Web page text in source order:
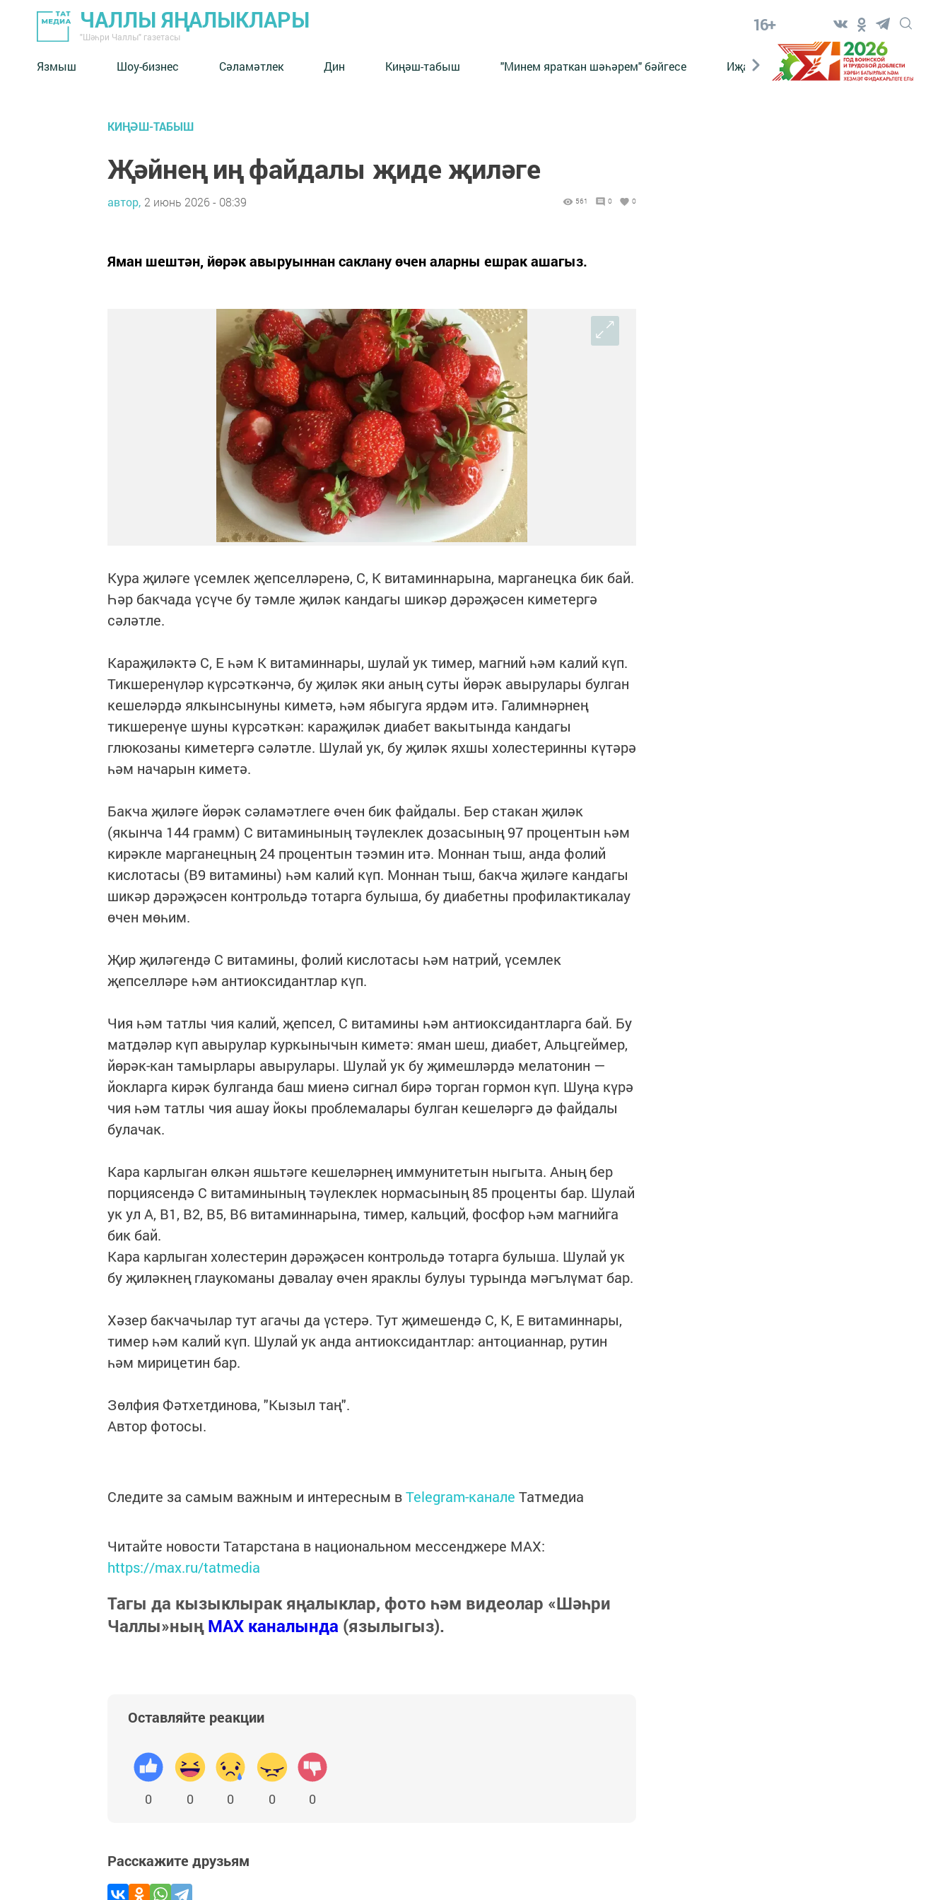
ЧАЛЛЫ ЯҢАЛЫКЛАРЫ
"Шәһри Чаллы" газетасы
16+
Язмыш Шоу-бизнес Сәламәтлек Дин Киңәш-табыш "Минем яраткан шәһәрем" бәйгесе Иҗат Реклама Онлайн
КИҢӘШ-ТАБЫШ
Җәйнең иң файдалы җиде җиләге
автор, 2 июнь 2026 - 08:39 561 0 0
Яман шештән, йөрәк авыруыннан саклану өчен аларны ешрак ашагыз.
Кура җиләге үсемлек җепселләренә, С, К витаминнарына, марганецка бик бай.
Һәр бакчада үсүче бу тәмле җиләк кандагы шикәр дәрәҗәсен киметергә
сәләтле.
Караҗиләктә C, E һәм К витаминнары, шулай ук тимер, магний һәм калий күп.
Тикшеренүләр күрсәткәнчә, бу җиләк яки аның суты йөрәк авырулары булган
кешеләрдә ялкынсынуны киметә, һәм ябыгуга ярдәм итә. Галимнәрнең
тикшеренүе шуны күрсәткән: караҗиләк диабет вакытында кандагы
глюкозаны киметергә сәләтле. Шулай ук, бу җиләк яхшы холестеринны күтәрә
һәм начарын киметә.
Бакча җиләге йөрәк сәламәтлеге өчен бик файдалы. Бер стакан җиләк
(якынча 144 грамм) С витаминының тәүлеклек дозасының 97 процентын һәм
кирәкле марганецның 24 процентын тәэмин итә. Моннан тыш, анда фолий
кислотасы (В9 витамины) һәм калий күп. Моннан тыш, бакча җиләге кандагы
шикәр дәрәҗәсен контрольдә тотарга булыша, бу диабетны профилактикалау
өчен мөһим.
Җир җиләгендә С витамины, фолий кислотасы һәм натрий, үсемлек
җепселләре һәм антиоксидантлар күп.
Чия һәм татлы чия калий, җепсел, С витамины һәм антиоксидантларга бай. Бу
матдәләр күп авырулар куркынычын киметә: яман шеш, диабет, Альцгеймер,
йөрәк-кан тамырлары авырулары. Шулай ук бу җимешләрдә мелатонин —
йокларга кирәк булганда баш миенә сигнал бирә торган гормон күп. Шуңа күрә
чия һәм татлы чия ашау йокы проблемалары булган кешеләргә дә файдалы
булачак.
Кара карлыган өлкән яшьтәге кешеләрнең иммунитетын ныгыта. Аның бер
порциясендә С витаминының тәүлеклек нормасының 85 проценты бар. Шулай
ук ул А, В1, В2, В5, В6 витаминнарына, тимер, кальций, фосфор һәм магнийга
бик бай.
Кара карлыган холестерин дәрәҗәсен контрольдә тотарга булыша. Шулай ук
бу җиләкнең глаукоманы дәвалау өчен яраклы булуы турында мәгълүмат бар.
Хәзер бакчачылар тут агачы да үстерә. Тут җимешендә С, К, Е витаминнары,
тимер һәм калий күп. Шулай ук анда антиоксидантлар: антоцианнар, рутин
һәм мирицетин бар.
Зөлфия Фәтхетдинова, "Кызыл таң".
Автор фотосы.
Следите за самым важным и интересным вTelegram-канале Татмедиа
Читайте новости Татарстана в национальном мессенджере MАХ:
https://max.ru/tatmedia
Тагы да кызыклырак яңалыклар, фото һәм видеолар «Шәһри
Чаллы»ныңMAX каналында (язылыгыз).
Оставляйте реакции
0 0 0 0 0
Расскажите друзьям